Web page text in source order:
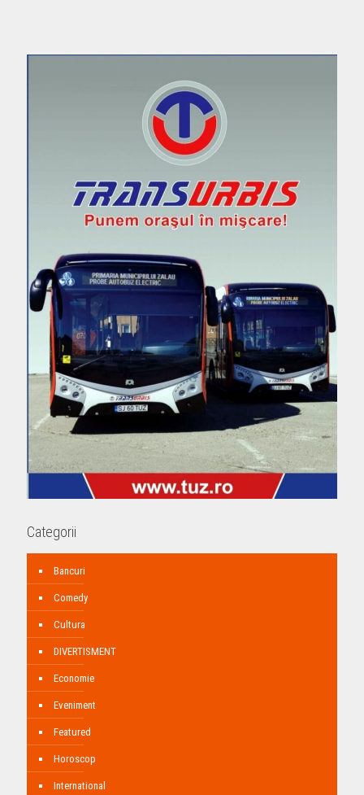
Categorii
Bancuri
Comedy
Cultura
DIVERTISMENT
Economie
Eveniment
Featured
Horoscop
International